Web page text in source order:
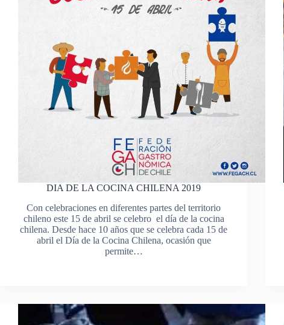
DIA DE LA COCINA CHILENA 2019
Con celebraciones en diferentes partes del territorio
chileno este 15 de abril se celebro el día de la cocina
chilena. Desde hace 10 años que se celebra cada 15 de
abril el Día de la Cocina Chilena, ocasión que
permite…